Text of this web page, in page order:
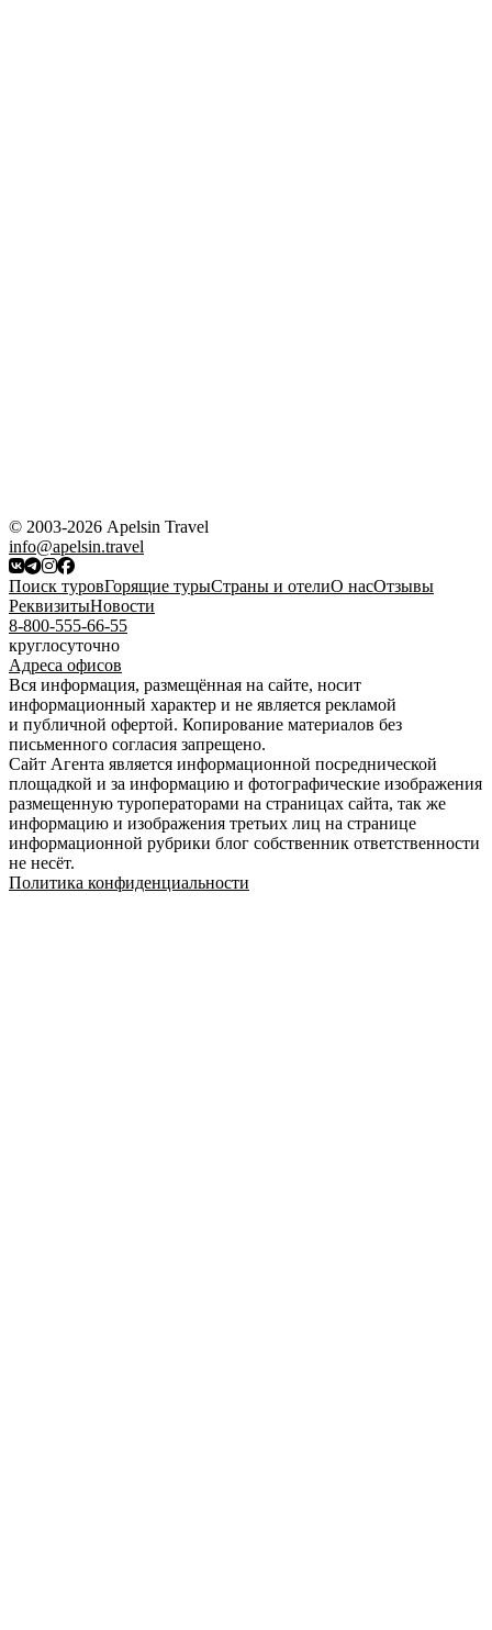
© 2003-2026 Apelsin Travel
info@apelsin.travel
Поиск туровГорящие турыСтраны и отелиО насОтзывы
РеквизитыНовости
8-800-555-66-55
круглосуточно
Адреса офисов
Вся информация, размещённая на сайте, носит
информационный характер и не является рекламой
и публичной офертой. Копирование материалов без
письменного согласия запрещено.
Сайт Агента является информационной посреднической
площадкой и за информацию и фотографические изображения
размещенную туроператорами на страницах сайта, так же
информацию и изображения третьих лиц на странице
информационной рубрики блог собственник ответственности
не несёт.
Политика конфиденциальности